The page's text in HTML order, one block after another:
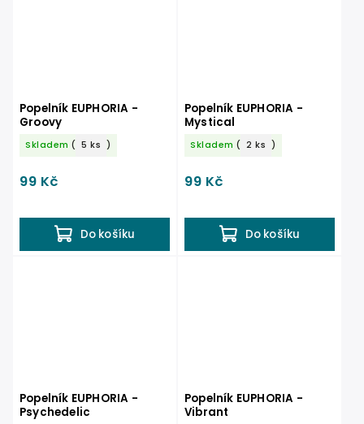
Popelník EUPHORIA -
Groovy
Skladem ( 5 ks )
99 Kč
Do košíku
Popelník EUPHORIA -
Mystical
Skladem ( 2 ks )
99 Kč
Do košíku
Popelník EUPHORIA -
Psychedelic
Popelník EUPHORIA -
Vibrant